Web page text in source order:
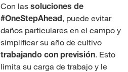
Con las soluciones de
#OneStepAhead, puede evitar
daños particulares en el campo y
simplificar su año de cultivo
trabajando con previsión. Esto
limita su carga de trabajo y le